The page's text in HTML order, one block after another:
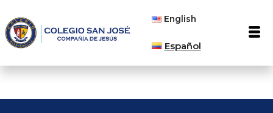
contenido
English
Español